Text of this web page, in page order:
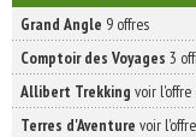
Grand Angle 9 offres
Comptoir des Voyages 3
Allibert Trekking voir
Terres d'Aventure voir